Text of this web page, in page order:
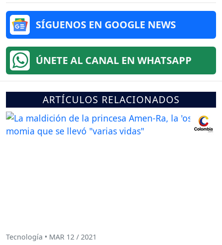
SÍGUENOS EN GOOGLE NEWS
ÚNETE AL CANAL EN WHATSAPP
ARTÍCULOS RELACIONADOS
Tecnología • MAR 12 / 2021